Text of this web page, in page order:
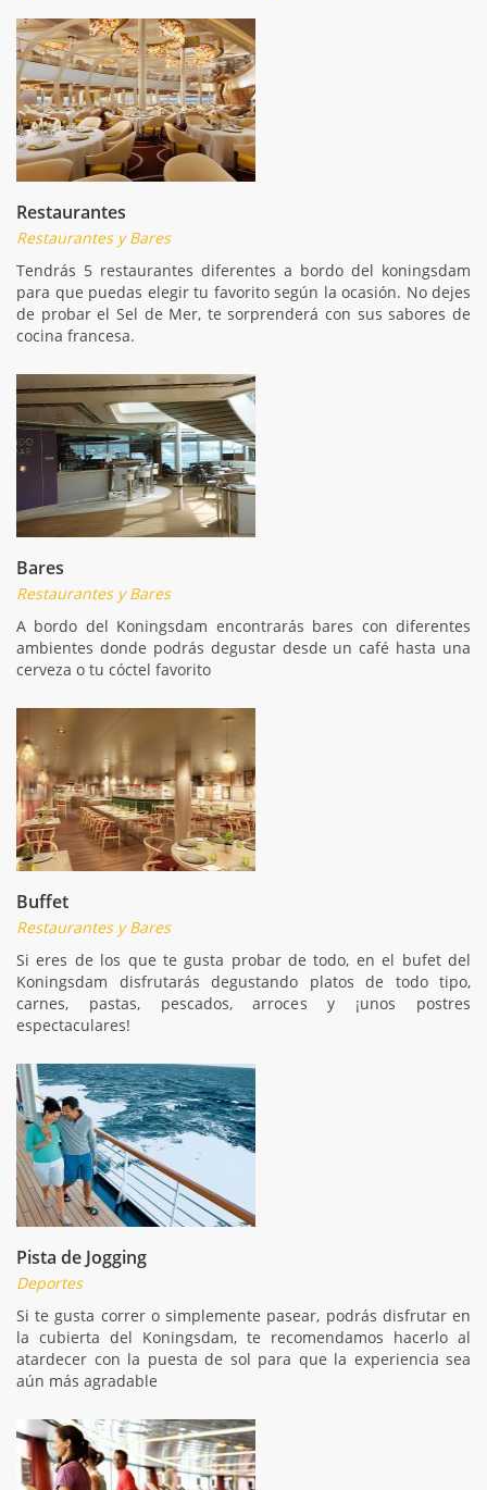
Restaurantes
Restaurantes y Bares
Tendrás 5 restaurantes diferentes a bordo del koningsdam
para que puedas elegir tu favorito según la ocasión. No dejes
de probar el Sel de Mer, te sorprenderá con sus sabores de
cocina francesa.
Bares
Restaurantes y Bares
A bordo del Koningsdam encontrarás bares con diferentes
ambientes donde podrás degustar desde un café hasta una
cerveza o tu cóctel favorito
Buffet
Restaurantes y Bares
Si eres de los que te gusta probar de todo, en el bufet del
Koningsdam disfrutarás degustando platos de todo tipo,
carnes, pastas, pescados, arroces y ¡unos postres
espectaculares!
Pista de Jogging
Deportes
Si te gusta correr o simplemente pasear, podrás disfrutar en
la cubierta del Koningsdam, te recomendamos hacerlo al
atardecer con la puesta de sol para que la experiencia sea
aún más agradable